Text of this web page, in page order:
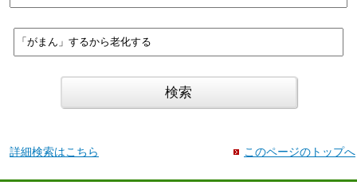
詳細検索はこちら このページのトップへ